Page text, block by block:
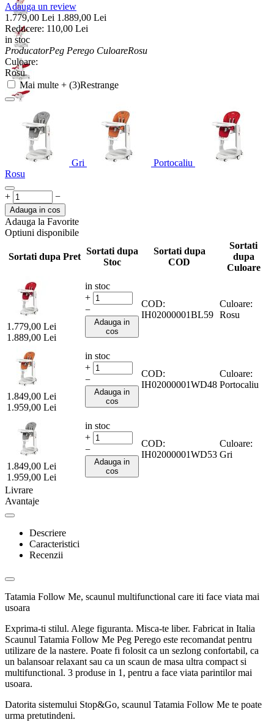
Adauga un review
1.779,00 Lei 1.889,00 Lei
Reducere: 110,00 Lei
in stoc
ProducatorPeg Perego CuloareRosu
Culoare:
Rosu
Mai multe + (3)Restrange
Gri
Portocaliu
Rosu
+ −
Adauga in cos
Adauga la Favorite
Optiuni disponibile
Sortati dupa Pret
Sortati dupa
Stoc
Sortati dupa
COD
Sortati
dupa
Culoare
1.779,00 Lei
1.889,00 Lei
in stoc
+
−
Adauga in
cos
COD:
IH02000001BL59
Culoare:
Rosu
1.849,00 Lei
1.959,00 Lei
in stoc
+
−
Adauga in
cos
COD:
IH02000001WD48
Culoare:
Portocaliu
1.849,00 Lei
1.959,00 Lei
in stoc
+
−
Adauga in
cos
COD:
IH02000001WD53
Culoare:
Gri
Livrare
Avantaje
Descriere
Caracteristici
Recenzii
Tatamia Follow Me, scaunul multifunctional care iti face viata mai
usoara
Exprima-ti stilul. Alege figuranta. Misca-te liber. Fabricat in Italia
Scaunul Tatamia Follow Me Peg Perego este recomandat pentru
utilizare de la nastere. Poate fi folosit ca un sezlong confortabil, ca
un balansoar relaxant sau ca un scaun de masa ultra compact si
multifunctional. 3 produse in 1, pentru a face viata parintilor mai
usoara.
Datorita sistemului Stop&Go, scaunul Tatamia Follow Me te poate
urma pretutindeni.